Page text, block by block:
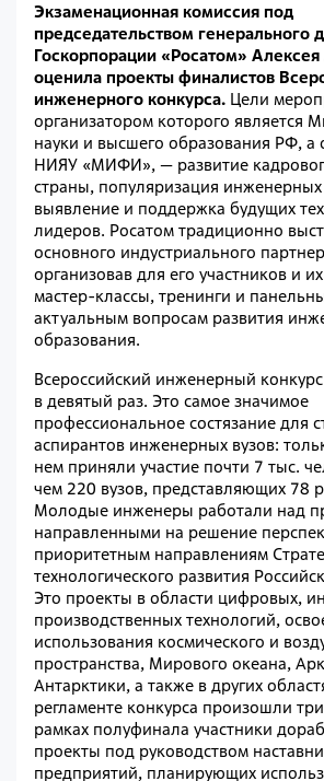
Экзаменационная комиссия под
председательством генерального
Госкорпорации «Росатом»
оценила проекты финалистов
инженерного конкурса. Цели
организатором которого является
науки и высшего образования РФ,
НИЯУ «МИФИ», — развитие
страны, популяризация
выявление и поддержка будущих
лидеров. Росатом традиционно
основного индустриального
организовав для его участников и
мастер-классы, тренинги и
актуальным вопросам развития
образования.
Всероссийский инженерный
в девятый раз. Это самое значимое
профессиональное состязание для
аспирантов инженерных вузов:
нем приняли участие почти 7 тыс.
чем 220 вузов, представляющих 78
Молодые инженеры работали над
направленными на решение
приоритетным направлениям
технологического развития
Это проекты в области цифровых,
производственных технологий,
использования космического и
пространства, Мирового океана,
Антарктики, а также в других
регламенте конкурса произошли
рамках полуфинала участники
проекты под руководством
предприятий, планирующих